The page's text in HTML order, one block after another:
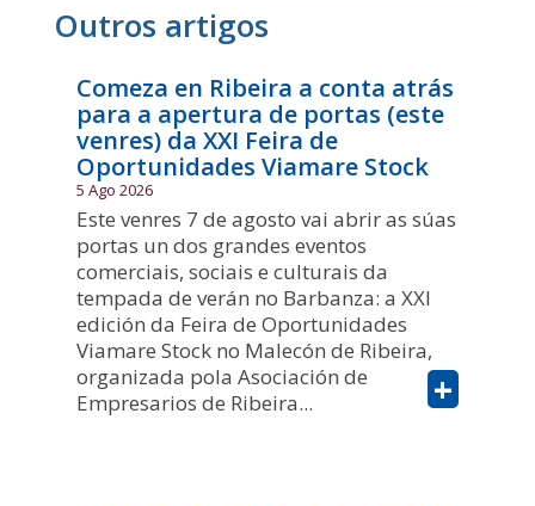
Outros artigos
Comeza en Ribeira a conta atrás
para a apertura de portas (este
venres) da XXI Feira de
Oportunidades Viamare Stock
5 Ago 2026
Este venres 7 de agosto vai abrir as súas
portas un dos grandes eventos
comerciais, sociais e culturais da
tempada de verán no Barbanza: a XXI
edición da Feira de Oportunidades
Viamare Stock no Malecón de Ribeira,
organizada pola Asociación de
Empresarios de Ribeira...
+